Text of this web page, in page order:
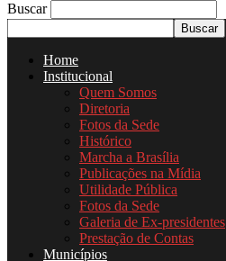
Buscar
Home
Institucional
Quem Somos
Diretoria
Fotos da Sede
Histórico
Marcha a Brasília
Publicações na Mídia
Utilidade Pública
Fotos da Sede
Galeria de Ex-presidentes
Prestação de Contas
Municípios